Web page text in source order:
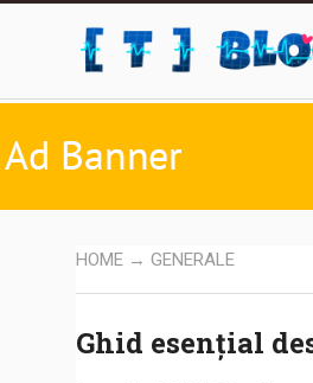
HOME → GENERALE
Ghid esențial